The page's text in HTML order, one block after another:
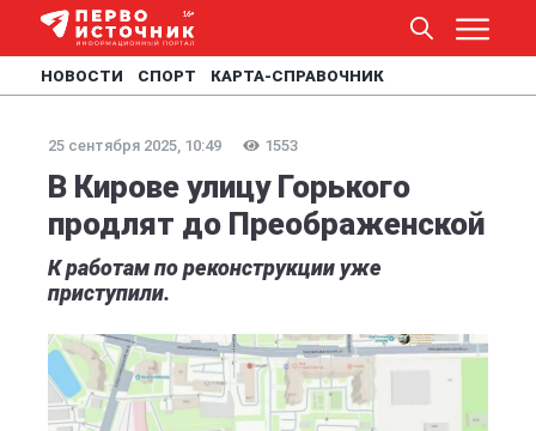
НОВОСТИ СПОРТ КАРТА-СПРАВОЧНИК
25 сентября 2025, 10:49 1553
В Кирове улицу Горького
продлят до Преображенской
К работам по реконструкции уже
приступили.